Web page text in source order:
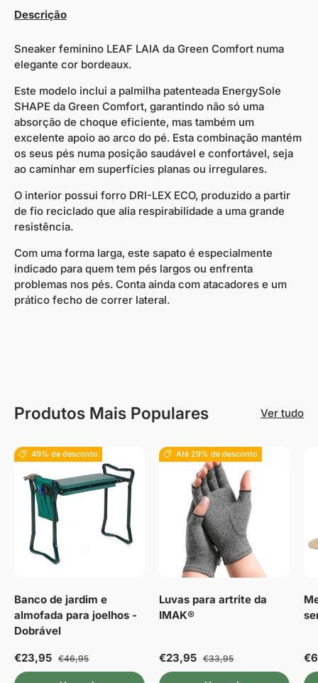
Descrição
Sneaker feminino LEAF LAIA da Green Comfort numa
elegante cor bordeaux.
Este modelo inclui a palmilha patenteada EnergySole
SHAPE da Green Comfort, garantindo não só uma
absorção de choque eficiente, mas também um
excelente apoio ao arco do pé. Esta combinação mantém
os seus pés numa posição saudável e confortável, seja
ao caminhar em superfícies planas ou irregulares.
O interior possui forro DRI-LEX ECO, produzido a partir
de fio reciclado que alia respirabilidade a uma grande
resistência.
Com uma forma larga, este sapato é especialmente
indicado para quem tem pés largos ou enfrenta
problemas nos pés. Conta ainda com atacadores e um
prático fecho de correr lateral.
Produtos Mais Populares Ver tudo
49% de desconto
Banco de jardim e
almofada para joelhos -
Dobrável
€23,95 €46,95
Até 29% de desconto
Luvas para artrite da
IMAK®
€23,95 €33,95